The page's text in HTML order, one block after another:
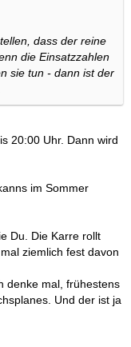
dass der reine
die Einsatzzahlen
sie tun - dann ist der
20:00 Uhr. Dann wird
im Sommer
Du. Die Karre rollt
ziemlich fest davon
denke mal, frühestens
Und der ist ja